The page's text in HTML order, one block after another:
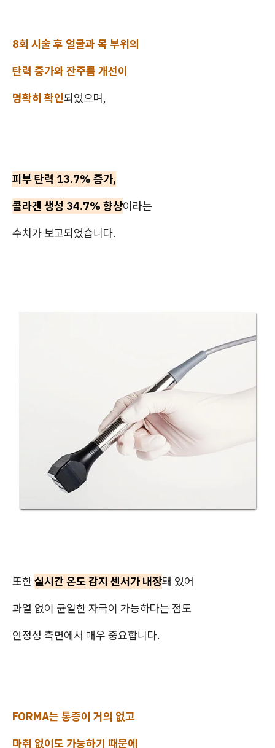
8회 시술 후 얼굴과 목 부위의
탄력 증가와 잔주름 개선이
명확히 확인되었으며,
피부 탄력 13.7% 증가,
콜라겐 생성 34.7% 향상이라는
수치가 보고되었습니다.
또한실시간 온도 감지 센서가 내장돼 있어
과열 없이 균일한 자극이 가능하다는 점도
안정성 측면에서 매우 중요합니다.
FORMA는 통증이 거의 없고
마취 없이도 가능하기 때문에